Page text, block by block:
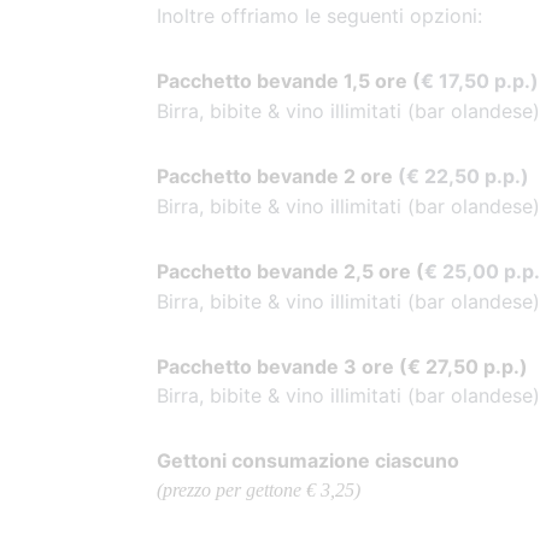
Inoltre offriamo le seguenti opzioni:
Pacchetto bevande 1,5 ore (€ 17,50 p.p.)
Birra, bibite & vino illimitati (bar olandese)
Pacchetto bevande 2 ore (€ 22,50 p.p.)
Birra, bibite & vino illimitati (bar olandese)
Pacchetto bevande 2,5 ore (€ 25,00
Birra, bibite & vino illimitati (bar olandese)
Pacchetto bevande 3 ore (€ 27,50 p.p.)
Birra, bibite & vino illimitati (bar olandese)
Gettoni consumazione ciascuno
(prezzo per gettone € 3,25)